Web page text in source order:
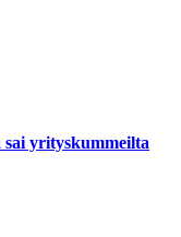
yrityskummeilta